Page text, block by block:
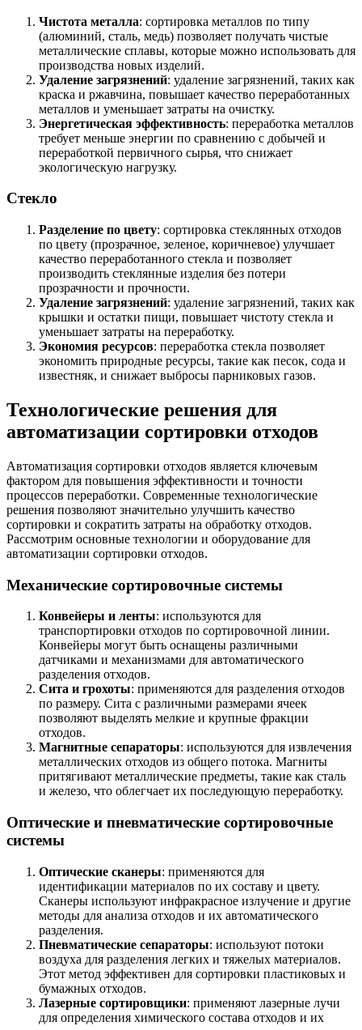
Чистота металла: сортировка металлов по типу
(алюминий, сталь, медь) позволяет получать чистые
металлические сплавы, которые можно использовать для
производства новых изделий.
Удаление загрязнений: удаление загрязнений, таких как
краска и ржавчина, повышает качество переработанных
металлов и уменьшает затраты на очистку.
Энергетическая эффективность: переработка металлов
требует меньше энергии по сравнению с добычей и
переработкой первичного сырья, что снижает
экологическую нагрузку.
Стекло
Разделение по цвету: сортировка стеклянных отходов
по цвету (прозрачное, зеленое, коричневое) улучшает
качество переработанного стекла и позволяет
производить стеклянные изделия без потери
прозрачности и прочности.
Удаление загрязнений: удаление загрязнений, таких как
крышки и остатки пищи, повышает чистоту стекла и
уменьшает затраты на переработку.
Экономия ресурсов: переработка стекла позволяет
экономить природные ресурсы, такие как песок, сода и
известняк, и снижает выбросы парниковых газов.
Технологические решения для
автоматизации сортировки отходов
Автоматизация сортировки отходов является ключевым
фактором для повышения эффективности и точности
процессов переработки. Современные технологические
решения позволяют значительно улучшить качество
сортировки и сократить затраты на обработку отходов.
Рассмотрим основные технологии и оборудование для
автоматизации сортировки отходов.
Механические сортировочные системы
Конвейеры и ленты: используются для
транспортировки отходов по сортировочной линии.
Конвейеры могут быть оснащены различными
датчиками и механизмами для автоматического
разделения отходов.
Сита и грохоты: применяются для разделения отходов
по размеру. Сита с различными размерами ячеек
позволяют выделять мелкие и крупные фракции
отходов.
Магнитные сепараторы: используются для извлечения
металлических отходов из общего потока. Магниты
притягивают металлические предметы, такие как сталь
и железо, что облегчает их последующую переработку.
Оптические и пневматические сортировочные
системы
Оптические сканеры: применяются для
идентификации материалов по их составу и цвету.
Сканеры используют инфракрасное излучение и другие
методы для анализа отходов и их автоматического
разделения.
Пневматические сепараторы: используют потоки
воздуха для разделения легких и тяжелых материалов.
Этот метод эффективен для сортировки пластиковых и
бумажных отходов.
Лазерные сортировщики: применяют лазерные лучи
для определения химического состава отходов и их